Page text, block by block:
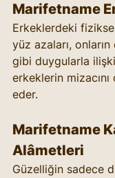
Marifetname
Erkeklerdeki
yüz azaları,
gibi duygularla
erkeklerin
eder.
Marifetname
Alâmetleri
Güzelliğin sadece